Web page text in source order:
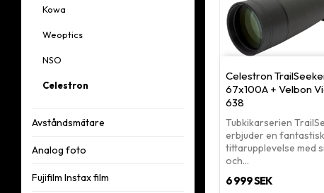
Kowa
Weoptics
NSO
Celestron
Avståndsmätare
Analog foto
Fujifilm Instax film
Celestron
67x100A + Velbon
638
Tubkikarserien
erbjuder en fantastisk
tittarupplevelse med
och…
6 999 SEK